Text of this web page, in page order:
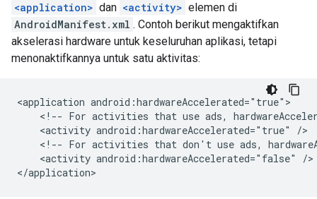
<application> dan <activity> elemen di
AndroidManifest.xml . Contoh berikut mengaktifkan
akselerasi hardware untuk keseluruhan aplikasi, tetapi
menonaktifkannya untuk satu aktivitas:
<application
<!-- For activities that use ads,
<activity android:hardwareAccelerated="true"
<!-- For activities that don't use ads,
<activity android:hardwareAccelerated="false"
/>